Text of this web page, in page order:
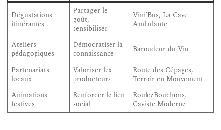
Dégustations
itinérantes
Partager le
goût,
sensibiliser
Vini’Bus, La Cave
Ambulante
Ateliers
pédagogiques
Démocratiser la
connaissance
Baroudeur du Vin
Partenariats
locaux
Valoriser les
producteurs
Route des Cépages,
Terroir en Mouvement
Animations
festives
Renforcer le lien
social
RoulezBouchons,
Caviste Moderne